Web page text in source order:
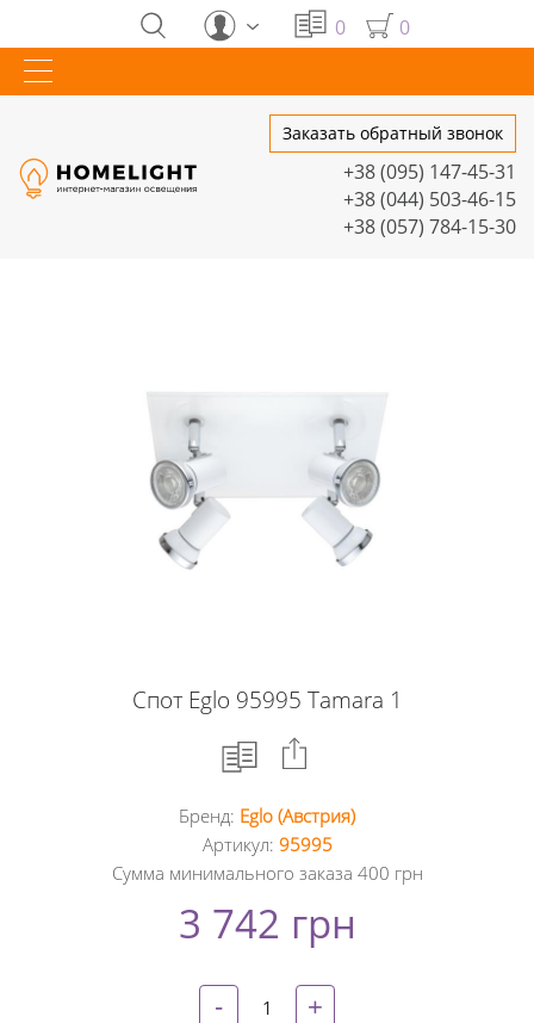
0 0
Заказать обратный звонок
+38 (095) 147-45-31
+38 (044) 503-46-15
+38 (057) 784-15-30
Спот Eglo 95995 Tamara 1
Facebook
+
Бренд: Eglo (Австрия)
Артикул: 95995
Сумма минимального заказа 400 грн
3 742 грн
- +